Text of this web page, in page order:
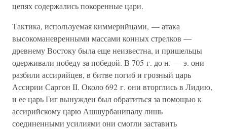
цепях содержались покоренные цари.
Тактика, используемая киммерийцами, — атака
высокоманевренными массами конных стрелков —
древнему Востоку была еще неизвестна, и пришельцы
одерживали победу за победой. В 705 г. до н. — э. они
разбили ассирийцев, в битве погиб и грозный царь
Ассирии Саргон II. Около 692 г. они вторглись в Лидию,
и ее царь Гиг вынужден был обратиться за помощью к
ассирийскому царю Ашшурбанипалу лишь
соединенными усилиями они смогли заставить